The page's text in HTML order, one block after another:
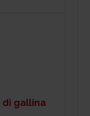
di gallina